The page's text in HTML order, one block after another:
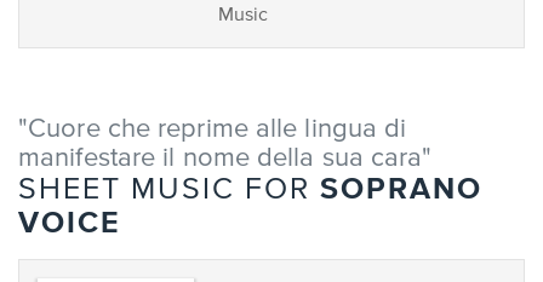
Music
"Cuore che reprime alle lingua di
manifestare il nome della sua cara"
SHEET MUSIC FOR SOPRANO
VOICE